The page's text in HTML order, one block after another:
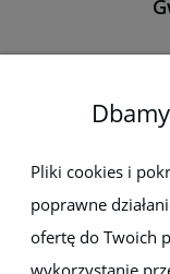
Zapisz się do
Pliki cookies i
poprawne
ofertę do Twoich
wykorzystanie